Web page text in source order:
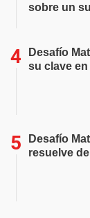
sobre un
Desafío
su clave
Desafío
resuelve